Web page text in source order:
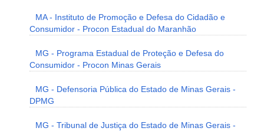
MA - Instituto de Promoção e Defesa do Cidadão e
Consumidor - Procon Estadual do Maranhão
MG - Programa Estadual de Proteção e Defesa do
Consumidor - Procon Minas Gerais
MG - Defensoria Pública do Estado de Minas Gerais -
DPMG
MG - Tribunal de Justiça do Estado de Minas Gerais -